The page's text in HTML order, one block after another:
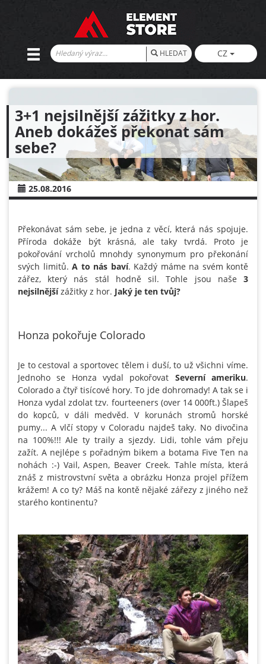
HLEDAT CZ
3+1 nejsilnější zážitky z hor.
Aneb dokážeš překonat sám
sebe?
25.08.2016
Překonávat sám sebe, je jedna z věcí, která nás spojuje.
Příroda dokáže být krásná, ale taky tvrdá. Proto je
pokořování vrcholů mnohdy synonymum pro překonání
svých limitů. A to nás baví. Každý máme na svém kontě
zářez, který nás stál hodně sil. Tohle jsou naše 3
nejsilnějšízážitky z hor. Jaký je ten tvůj?
Honza pokořuje Colorado
Je to cestoval a sportovec tělem i duší, to už všichni víme.
Jednoho se Honza vydal pokořovat Severní ameriku.
Colorado a čtyř tisícové hory. To jde dohromady! A tak se i
Honza vydal zdolat tzv. fourteeners (over 14 000ft.) Šlapeš
do kopců, v dáli medvěd. V korunách stromů horské
pumy... A vlčí stopy v Coloradu najdeš taky. No divočina
na 100%!!! Ale ty traily a sjezdy. Lidi, tohle vám přeju
zažít. A nejlépe s pořadným bikem a botama Five Ten na
nohách :-) Vail, Aspen, Beaver Creek. Tahle místa, která
znáš z mistrovstvní světa a obrázku Honza projel přížem
krážem! A co ty? Máš na kontě nějaké zářezy z jiného než
starého kontinentu?